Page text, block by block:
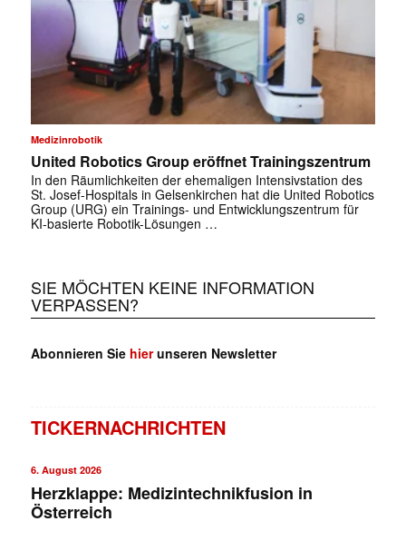
Medizinrobotik
United Robotics Group eröffnet Trainingszentrum
In den Räumlichkeiten der ehemaligen Intensivstation des
St. Josef-Hospitals in Gelsenkirchen hat die United Robotics
Group (URG) ein Trainings- und Entwicklungszentrum für
KI-basierte Robotik-Lösungen …
SIE MÖCHTEN KEINE INFORMATION
VERPASSEN?
Abonnieren Sie hierunseren Newsletter
TICKERNACHRICHTEN
6. August 2026
Herzklappe: Medizintechnikfusion in
Österreich